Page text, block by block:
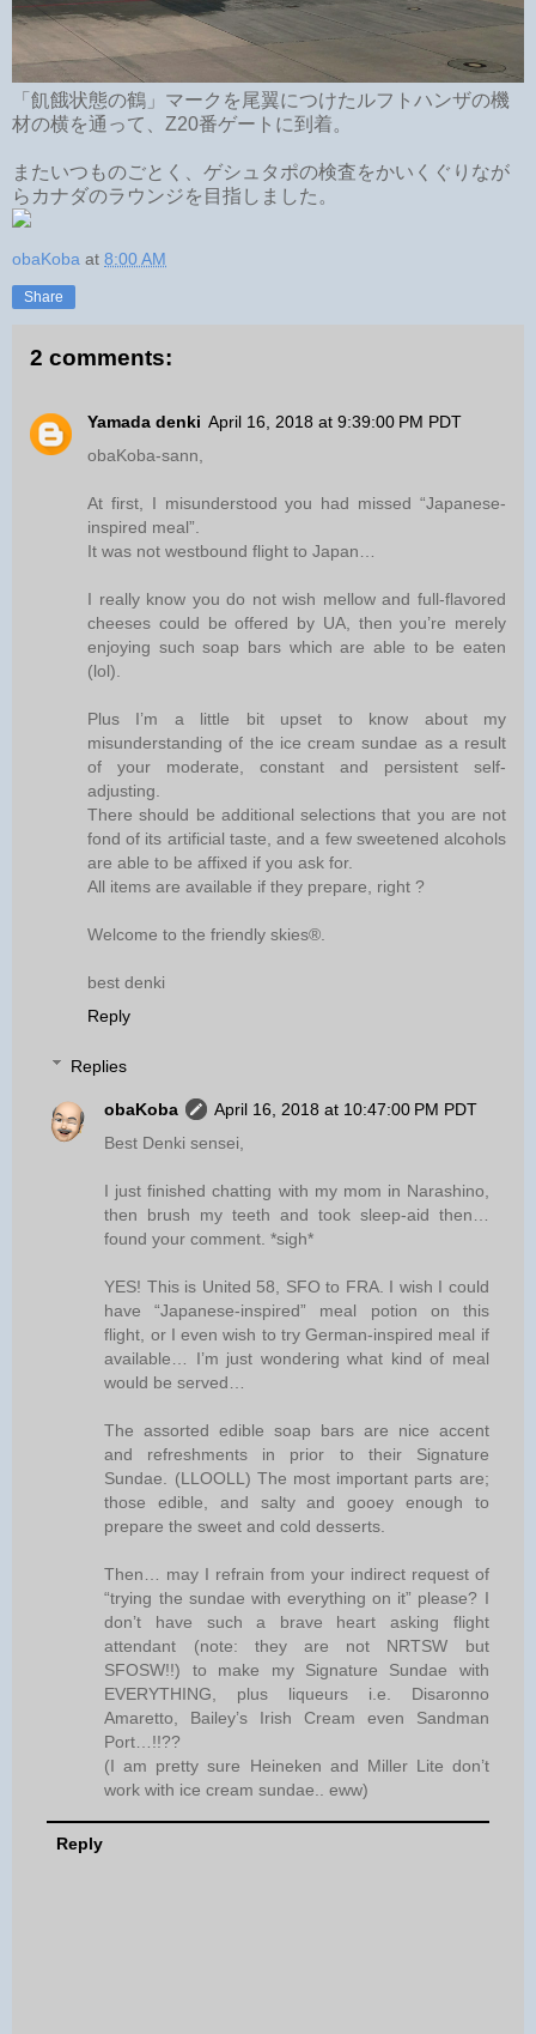
「飢餓状態の鶴」マークを尾翼につけたルフトハンザの機
材の横を通って、Z20番ゲートに到着。
またいつものごとく、ゲシュタポの検査をかいくぐりなが
らカナダのラウンジを目指しました。
obaKoba at 8:00 AM
Share
2 comments:
Yamada denki April 16, 2018 at 9:39:00 PM PDT
obaKoba-sann,
At first, I misunderstood you had missed “Japanese-
inspired meal”.
It was not westbound flight to Japan…
I really know you do not wish mellow and full-flavored
cheeses could be offered by UA, then you’re merely
enjoying such soap bars which are able to be eaten
(lol).
Plus I’m a little bit upset to know about my
misunderstanding of the ice cream sundae as a result
of your moderate, constant and persistent self-
adjusting.
There should be additional selections that you are not
fond of its artificial taste, and a few sweetened alcohols
are able to be affixed if you ask for.
All items are available if they prepare, right ?
Welcome to the friendly skies®.
best denki
Reply
Replies
obaKoba
April 16, 2018 at 10:47:00 PM PDT
Best Denki sensei,
I just finished chatting with my mom in Narashino,
then brush my teeth and took sleep-aid then…
found your comment. *sigh*
YES! This is United 58, SFO to FRA. I wish I could
have “Japanese-inspired” meal potion on this
flight, or I even wish to try German-inspired meal if
available… I’m just wondering what kind of meal
would be served…
The assorted edible soap bars are nice accent
and refreshments in prior to their Signature
Sundae. (LLOOLL) The most important parts are;
those edible, and salty and gooey enough to
prepare the sweet and cold desserts.
Then… may I refrain from your indirect request of
“trying the sundae with everything on it” please? I
don’t have such a brave heart asking flight
attendant (note: they are not NRTSW but
SFOSW!!) to make my Signature Sundae with
EVERYTHING, plus liqueurs i.e. Disaronno
Amaretto, Bailey’s Irish Cream even Sandman
Port…!!??
(I am pretty sure Heineken and Miller Lite don’t
work with ice cream sundae.. eww)
Reply